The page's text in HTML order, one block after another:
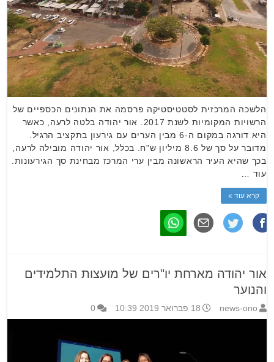
הלשכה המרכזית לסטטיסטיקה פרסמה את הנתונים הכספיים של
הרשויות המקומיות לשנת 2017. אור יהודה בלטה לרעה, כאשר
היא דורגה במקום ה-6 מבין הערים עם גירעון בתקציב הרגיל.
מדובר על סך של 8.6 מיליון ש"ח. בכלל, אור יהודה מובילה לרעה,
בכך שהיא העיר הראשונה מבין ערי המרכז מבחינת סך הגירעונות.
עוד …
קרא עוד »
אור יהודה מארחת יו"רים של מועצות התלמידים
והנוער
news-ono 18 פברואר 2019 10:39 0